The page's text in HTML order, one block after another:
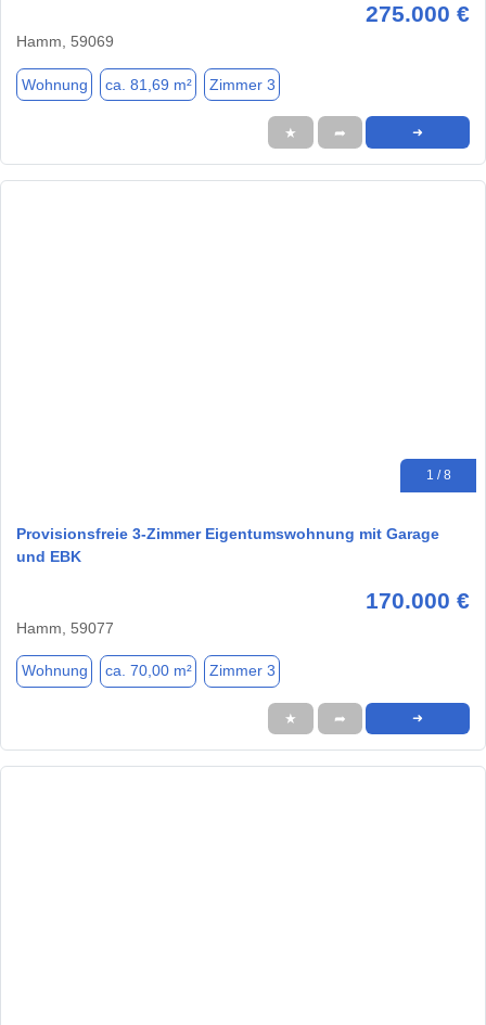
275.000 €
Hamm, 59069
Wohnung ca. 81,69 m² Zimmer 3
★ ➦ ➜
1 / 8
Provisionsfreie 3-Zimmer Eigentumswohnung mit Garage
und EBK
170.000 €
Hamm, 59077
Wohnung ca. 70,00 m² Zimmer 3
★ ➦ ➜